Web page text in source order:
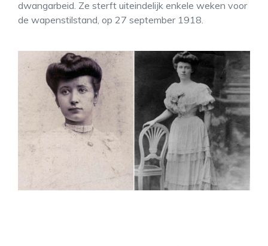
dwangarbeid. Ze sterft uiteindelijk enkele weken voor
de wapenstilstand, op 27 september 1918.